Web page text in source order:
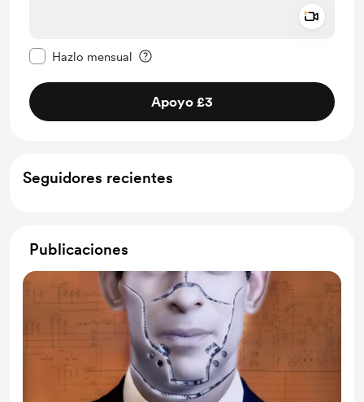
Hazlo mensual
Apoyo £3
Seguidores recientes
Publicaciones